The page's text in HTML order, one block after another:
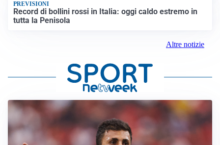
PREVISIONI
Record di bollini rossi in Italia: oggi caldo estremo in
tutta la Penisola
Altre notizie